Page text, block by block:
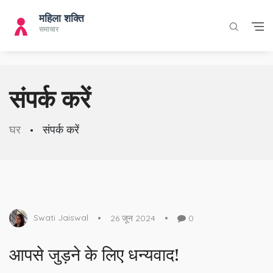
संपर्क करें
घर संपर्क करें
Swati Jaiswal 26 जून 2024 0
आपसे जुड़ने के लिए धन्यवाद!